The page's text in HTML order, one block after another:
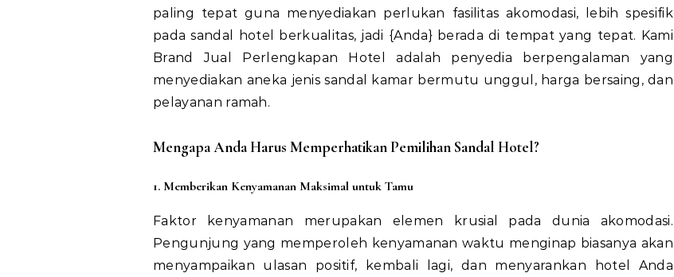
paling tepat guna menyediakan perlukan fasilitas akomodasi, lebih spesifik
pada sandal hotel berkualitas, jadi {Anda} berada di tempat yang tepat. Kami
Brand Jual Perlengkapan Hotel adalah penyedia berpengalaman yang
menyediakan aneka jenis sandal kamar bermutu unggul, harga bersaing, dan
pelayanan ramah.
Mengapa Anda Harus Memperhatikan Pemilihan Sandal Hotel?
1. Memberikan Kenyamanan Maksimal untuk Tamu
Faktor kenyamanan merupakan elemen krusial pada dunia akomodasi.
Pengunjung yang memperoleh kenyamanan waktu menginap biasanya akan
menyampaikan ulasan positif, kembali lagi, dan menyarankan hotel Anda